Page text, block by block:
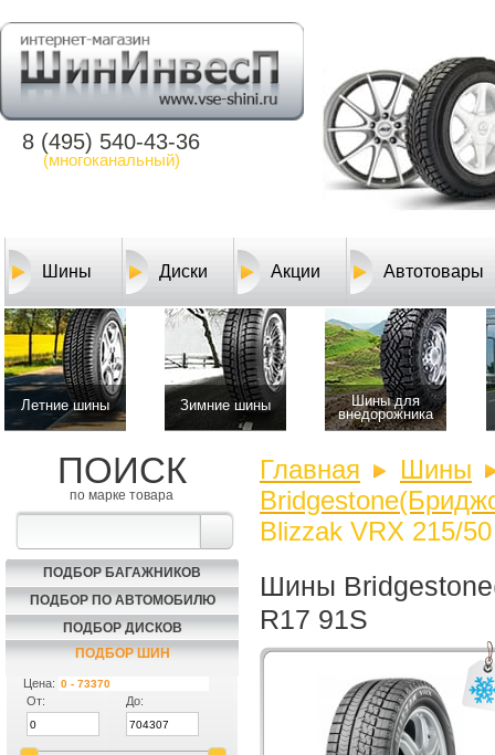
8 (495) 540-43-36
(многоканальный)
Шины Диски Акции Автотовары
Летние шины Зимние шины
Шины для
внедорожника
ПОИСК
по марке товара
ПОДБОР БАГАЖНИКОВ
ПОДБОР ПО АВТОМОБИЛЮ
ПОДБОР ДИСКОВ
ПОДБОР ШИН
Цена:
От:
До:
Главная
Шины
Blizzak VRX 215/
Шины
R17 91S